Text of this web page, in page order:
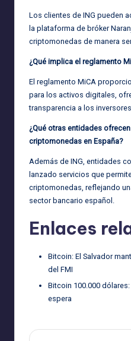
Los clientes de ING pueden
la plataforma de bróker
criptomonedas de manera
¿Qué implica el reglamento
El reglamento MiCA
para los activos digitales,
transparencia a los
¿Qué otras entidades
criptomonedas en España?
Además de ING, entidades
lanzado servicios que
criptomonedas, reflejando
sector bancario español.
Enlaces
Bitcoin: El Salvador
del FMI
Bitcoin 100.000
espera